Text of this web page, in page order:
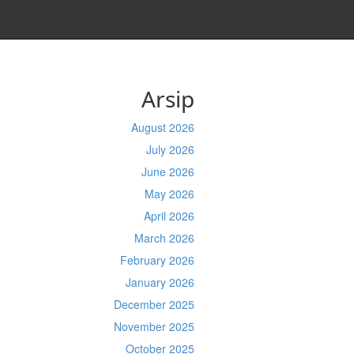
Arsip
August 2026
July 2026
June 2026
May 2026
April 2026
March 2026
February 2026
January 2026
December 2025
November 2025
October 2025